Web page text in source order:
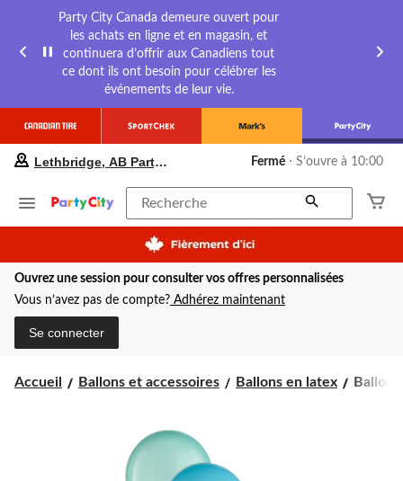
Party City Canada demeure ouvert pour
les achats en ligne et en magasin, et
continuera d’offrir aux Canadiens tout
ce dont ils ont besoin pour célébrer les
événements de leur vie.
préféré
Lethbridge,
Party
City,
courament
Fermé,
pour
Lethbridge, AB Party City Fermé ⋅ S’ouvre à 10:00
Recherche
Ouvrez une session pour consulter vos offres personnalisées
Vous n’avez pas de compte? Adhérez maintenant
Se connecter
Accueil Ballons et accessoires Ballons en latex
Ballons